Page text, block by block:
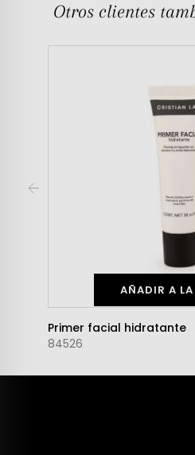
Otros clientes
AÑADIR A
Primer facial hidratante
84526